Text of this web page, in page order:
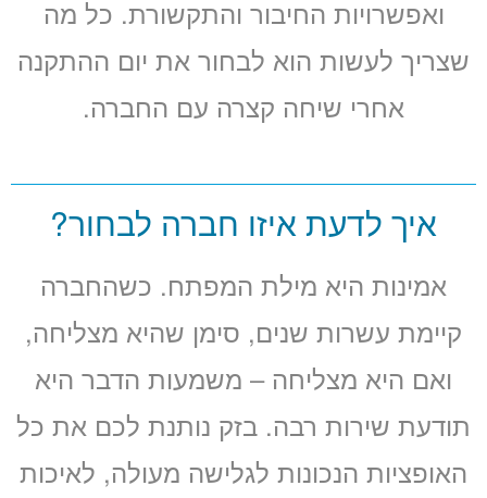
ואפשרויות החיבור והתקשורת. כל מה
שצריך לעשות הוא לבחור את יום ההתקנה
אחרי שיחה קצרה עם החברה.
איך לדעת איזו חברה לבחור?
אמינות היא מילת המפתח. כשהחברה
קיימת עשרות שנים, סימן שהיא מצליחה,
ואם היא מצליחה – משמעות הדבר היא
תודעת שירות רבה. בזק נותנת לכם את כל
האופציות הנכונות לגלישה מעולה, לאיכות